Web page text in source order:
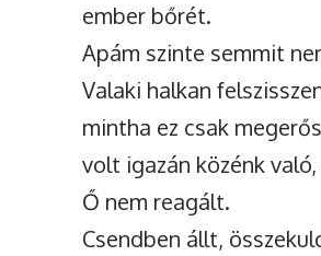
ember bőrét.
Apám szinte semmit
Valaki halkan
mintha ez csak
volt igazán közénk
Ő nem reagált.
Csendben állt,